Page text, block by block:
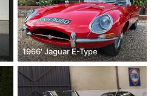
1966' Jaguar E-Type